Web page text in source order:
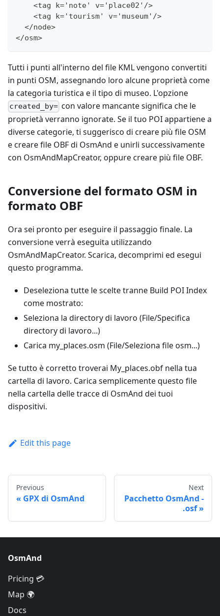
    <tag k='note' v='place02'/>
    <tag k='tourism' v='museum'/>
  </node>
</osm>
Tutti i punti all'interno del file KML vengono convertiti
in punti OSM, assegnando loro alcune proprietà come
la categoria turistica e il tipo di museo. L'opzione
created_by= con valore mancante significa che le
proprietà verranno ignorate. Se il tuo POI appartiene a
diverse categorie, ti suggerisco di creare più file OSM
e creare file OBF di OsmAnd e unirli successivamente
con OsmAndMapCreator, oppure creare più file OBF.
Conversione del formato OSM in
formato OBF
Ora sei pronto per eseguire il passaggio finale. La
conversione verrà eseguita utilizzando
OsmAndMapCreator. Scarica, decomprimi ed esegui
questo programma.
Deseleziona tutte le scelte tranne Build POI Index
come mostrato:
Seleziona la directory di lavoro (File/Specifica
directory di lavoro...)
Carica my_places.osm (File/Seleziona file osm...)
Se tutto è corretto troverai My_places.obf nella tua
cartella di lavoro. Carica semplicemente questo file
nella cartella delle tracce di OsmAnd dei tuoi
dispositivi.
Edit this page
Previous
GPX di OsmAnd
Next
Pacchetto OsmAnd -
.osf
OsmAnd
Pricing 💳
Map 🌍
Docs